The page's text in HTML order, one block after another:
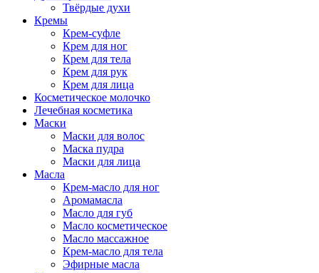
Твёрдые духи
Кремы
Крем-суфле
Крем для ног
Крем для тела
Крем для рук
Крем для лица
Косметическое молочко
Лечебная косметика
Маски
Маски для волос
Маска пудра
Маски для лица
Масла
Крем-масло для ног
Аромамасла
Масло для губ
Масло косметическое
Масло массажное
Крем-масло для тела
Эфирные масла